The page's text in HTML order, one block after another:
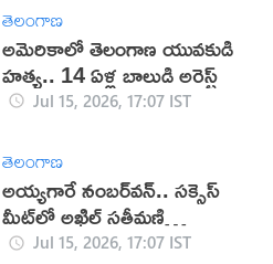
తెలంగాణ
అమెరికాలో తెలంగాణ యువకుడి
హత్య.. 14 ఏళ్ల బాలుడి అరెస్ట్
Jul 15, 2026, 17:07 IST
తెలంగాణ
అయ్యగారే నంబర్‌వన్.. సక్సెస్‌
మీట్‌లో అఖిల్ సతీమణి
(వీడియో)
Jul 15, 2026, 17:07 IST